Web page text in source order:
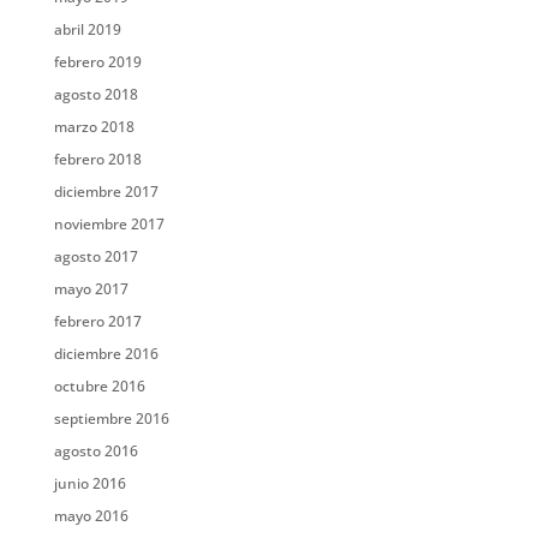
abril 2019
febrero 2019
agosto 2018
marzo 2018
febrero 2018
diciembre 2017
noviembre 2017
agosto 2017
mayo 2017
febrero 2017
diciembre 2016
octubre 2016
septiembre 2016
agosto 2016
junio 2016
mayo 2016